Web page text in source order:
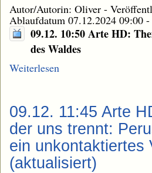
Autor/Autorin: Oliver -
Ablaufdatum 07.12.2024 09:00 -
09.12. 10:50 Arte HD:
des Waldes
Weiterlesen
09.12. 11:45 Arte
der uns trennt:
ein unkontaktiertes
(aktualisiert)